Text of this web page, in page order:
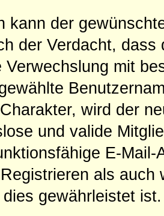
kann der
der Verdacht,
Verwechslung mit
wird der
und valide
E-
als
gewährleistet ist.